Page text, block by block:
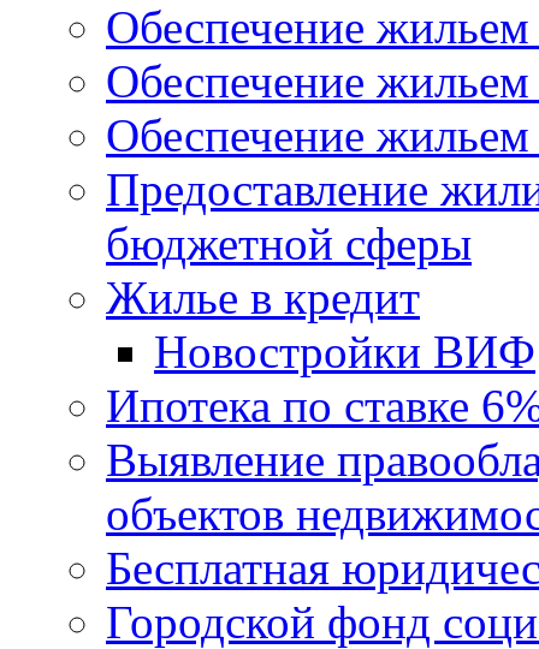
Обеспечение
Обеспечение
Обеспечение жильем
Предоставление
бюджетной сферы
Жилье в кредит
Новостройки ВИФ
Ипотека по ставке
Выявление
объектов
Бесплатная
Городской фонд